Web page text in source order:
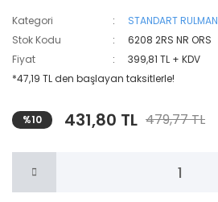
Kategori
STANDART RULMAN
Stok Kodu
6208 2RS NR ORS
Fiyat
399,81 TL + KDV
*47,19 TL den başlayan taksitlerle!
%10 431,80 TL 479,77 TL